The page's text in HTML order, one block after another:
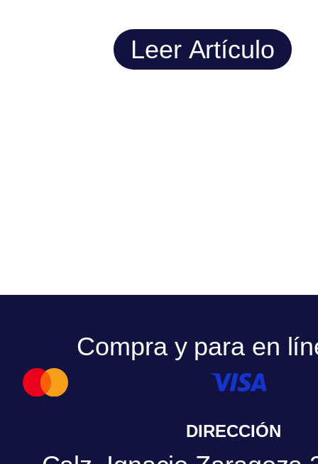
Leer Artículo
Compra y para en
DIRECCIÓN